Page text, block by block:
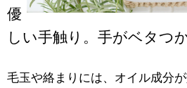
優
しい手触り。手がベタつ
毛玉や絡まりには、オイル成分が